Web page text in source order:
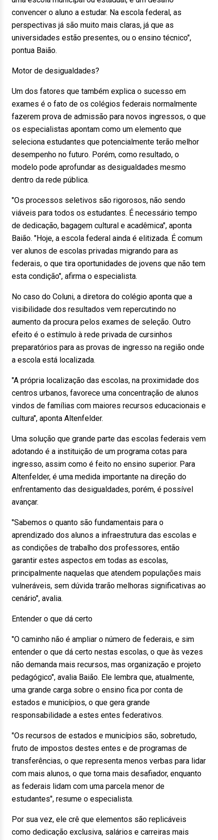
convencer o aluno a estudar. Na escola federal, as
perspectivas já são muito mais claras, já que as
universidades estão presentes, ou o ensino técnico",
pontua Baião.
Motor de desigualdades?
Um dos fatores que também explica o sucesso em
exames é o fato de os colégios federais normalmente
fazerem prova de admissão para novos ingressos, o que
os especialistas apontam como um elemento que
seleciona estudantes que potencialmente terão melhor
desempenho no futuro. Porém, como resultado, o
modelo pode aprofundar as desigualdades mesmo
dentro da rede pública.
"Os processos seletivos são rigorosos, não sendo
viáveis para todos os estudantes. É necessário tempo
de dedicação, bagagem cultural e acadêmica", aponta
Baião. "Hoje, a escola federal ainda é elitizada. É comum
ver alunos de escolas privadas migrando para as
federais, o que tira oportunidades de jovens que não tem
esta condição", afirma o especialista.
No caso do Coluni, a diretora do colégio aponta que a
visibilidade dos resultados vem repercutindo no
aumento da procura pelos exames de seleção. Outro
efeito é o estímulo à rede privada de cursinhos
preparatórios para as provas de ingresso na região onde
a escola está localizada.
"A própria localização das escolas, na proximidade dos
centros urbanos, favorece uma concentração de alunos
vindos de famílias com maiores recursos educacionais e
cultura", aponta Altenfelder.
Uma solução que grande parte das escolas federais vem
adotando é a instituição de um programa cotas para
ingresso, assim como é feito no ensino superior. Para
Altenfelder, é uma medida importante na direção do
enfrentamento das desigualdades, porém, é possível
avançar.
"Sabemos o quanto são fundamentais para o
aprendizado dos alunos a infraestrutura das escolas e
as condições de trabalho dos professores, então
garantir estes aspectos em todas as escolas,
principalmente naquelas que atendem populações mais
vulneráveis, sem dúvida trarão melhoras significativas ao
cenário", avalia.
Entender o que dá certo
"O caminho não é ampliar o número de federais, e sim
entender o que dá certo nestas escolas, o que às vezes
não demanda mais recursos, mas organização e projeto
pedagógico", avalia Baião. Ele lembra que, atualmente,
uma grande carga sobre o ensino fica por conta de
estados e municípios, o que gera grande
responsabilidade a estes entes federativos.
"Os recursos de estados e municípios são, sobretudo,
fruto de impostos destes entes e de programas de
transferências, o que representa menos verbas para lidar
com mais alunos, o que torna mais desafiador, enquanto
as federais lidam com uma parcela menor de
estudantes", resume o especialista.
Por sua vez, ele crê que elementos são replicáveis
como dedicação exclusiva, salários e carreiras mais